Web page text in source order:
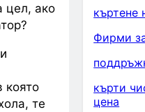
цел, ако
която
те
къртене
Фирми
кърти
цена